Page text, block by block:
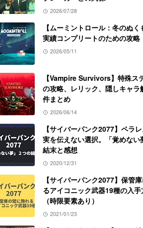
2026/07/28
【ムーミントロール：冬のぬく
実績コンプリートのための攻略
2026/05/11
【Vampire Survivors】特殊ス
の攻略、レリック、隠しキャラ
件まとめ
2026/06/14
【サイバーパンク2077】ペラ
実を伝えない選択。「覚めない
結末と感想
2020/12/31
【サイバーパンク2077】保管
るアイコニック武器19種の入手
（時限要素あり）
2021/01/23